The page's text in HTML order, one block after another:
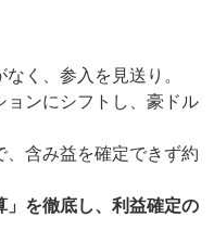
く、参入を見送り。
ンにシフトし、豪ドル
、含み益を確定できず約
を徹底し、利益確定の